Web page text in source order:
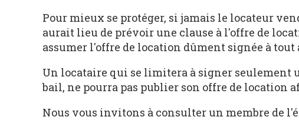
Pour mieux se protéger, si jamais le locateur
aurait lieu de prévoir une clause à l'offre de
assumer l'offre de location dûment signée à
Un locataire qui se limitera à signer seulement
bail, ne pourra pas publier son offre de location
Nous vous invitons à consulter un membre de